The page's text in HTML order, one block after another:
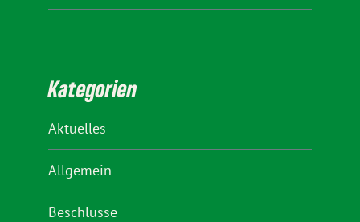
Kategorien
Aktuelles
Allgemein
Beschlüsse